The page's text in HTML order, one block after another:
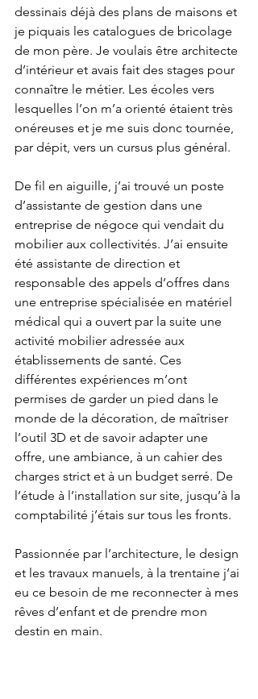
dessinais déjà des plans de maisons et
je piquais les catalogues de bricolage
de mon père. Je voulais être architecte
d’intérieur et avais fait des stages pour
connaître le métier. Les écoles vers
lesquelles l’on m’a orienté étaient très
onéreuses et je me suis donc tournée,
par dépit, vers un cursus plus général.
De fil en aiguille, j’ai trouvé un poste
d’assistante de gestion dans une
entreprise de négoce qui vendait du
mobilier aux collectivités. J’ai ensuite
été assistante de direction et
responsable des appels d’offres dans
une entreprise spécialisée en matériel
médical qui a ouvert par la suite une
activité mobilier adressée aux
établissements de santé. Ces
différentes expériences m’ont
permises de garder un pied dans le
monde de la décoration, de maîtriser
l’outil 3D et de savoir adapter une
offre, une ambiance, à un cahier des
charges strict et à un budget serré. De
l’étude à l’installation sur site, jusqu’à la
comptabilité j’étais sur tous les fronts.
Passionnée par l’architecture, le design
et les travaux manuels, à la trentaine j’ai
eu ce besoin de me reconnecter à mes
rêves d’enfant et de prendre mon
destin en main.